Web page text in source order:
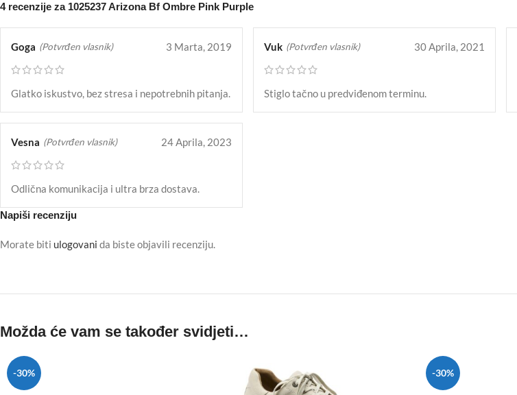
4 recenzije za 1025237 Arizona Bf Ombre Pink Purple
Goga (Potvrđen vlasnik) 3 Marta, 2019
Glatko iskustvo, bez stresa i nepotrebnih pitanja.
Vuk (Potvrđen vlasnik) 30 Aprila, 2021
Stiglo tačno u predviđenom terminu.
Vesna (Potvrđen vlasnik) 24 Aprila, 2023
Odlična komunikacija i ultra brza dostava.
Napiši recenziju
Morate biti ulogovani da biste objavili recenziju.
Možda će vam se također svidjeti…
-30% -30%